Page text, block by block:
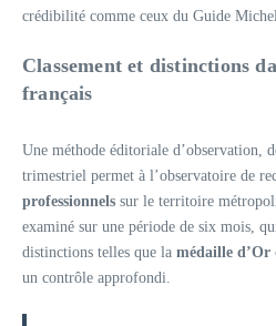
crédibilité comme ceux du Guide
Classement et distinctions
français
Une méthode éditoriale d’observation,
trimestriel permet à l’observatoire de
professionnels sur le territoire
examiné sur une période de six mois,
distinctions telles que la médaille d’Or
un contrôle approfondi.